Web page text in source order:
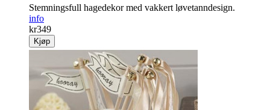
Stemningsfull hagedekor med vakkert løve­tanndesign.
info
kr349
Kjøp